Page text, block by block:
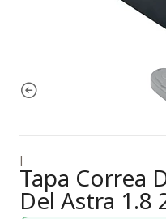
|
Tapa Correa
Del Astra 1.8